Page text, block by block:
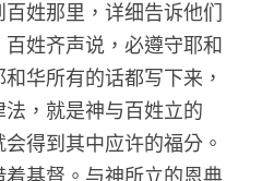
姓那里，详细告诉他们
姓齐声说，必遵守耶和
华所有的话都写下来，
，就是神与百姓立的
得到其中应许的福分。